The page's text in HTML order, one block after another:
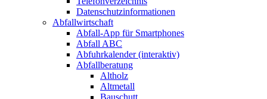
Datenschutzinformationen
Abfallwirtschaft
Abfall-App für Smartphones
Abfall ABC
Abfuhrkalender (interaktiv)
Abfallberatung
Altholz
Altmetall
Bauschutt